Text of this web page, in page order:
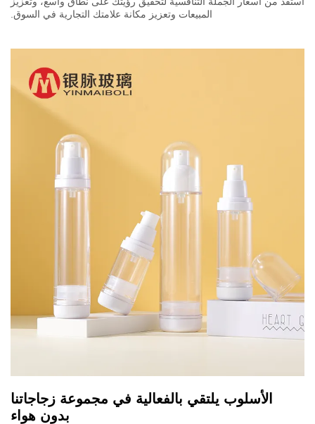
المبيعات وتعزيز مكانة علامتك التجارية في السوق.
الأسلوب يلتقي بالفعالية في مجموعة زجاجاتنا
بدون هواء